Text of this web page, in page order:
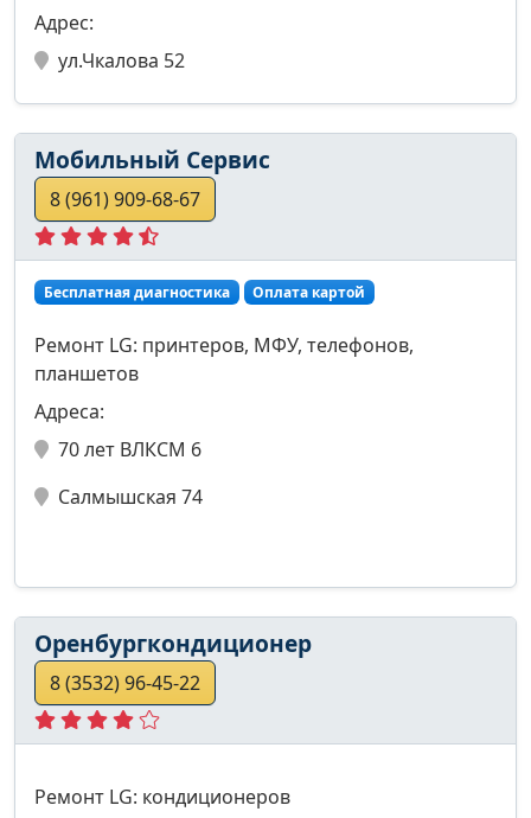
Адрес:
ул.Чкалова 52
Мобильный Сервис
8 (961) 909-68-67
Бесплатная диагностика Оплата картой
Ремонт LG: принтеров, МФУ, телефонов,
планшетов
Адреса:
70 лет ВЛКСМ 6
Салмышская 74
Оренбургкондиционер
8 (3532) 96-45-22
Ремонт LG: кондиционеров